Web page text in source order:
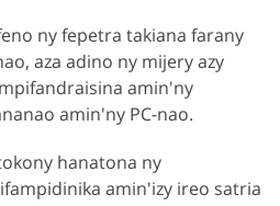
ny fepetra takiana farany
aza adino ny mijery azy
amin'ny
amin'ny PC-nao.
hanatona ny
amin'izy ireo satria